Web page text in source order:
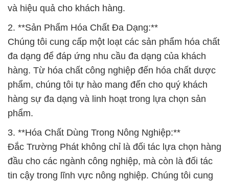
và hiệu quả cho khách hàng.
2. **Sản Phẩm Hóa Chất Đa Dạng:**
Chúng tôi cung cấp một loạt các sản phẩm hóa chất
đa dạng để đáp ứng nhu cầu đa dạng của khách
hàng. Từ hóa chất công nghiệp đến hóa chất dược
phẩm, chúng tôi tự hào mang đến cho quý khách
hàng sự đa dạng và linh hoạt trong lựa chọn sản
phẩm.
3. **Hóa Chất Dùng Trong Nông Nghiệp:**
Đắc Trường Phát không chỉ là đối tác lựa chọn hàng
đầu cho các ngành công nghiệp, mà còn là đối tác
tin cậy trong lĩnh vực nông nghiệp. Chúng tôi cung